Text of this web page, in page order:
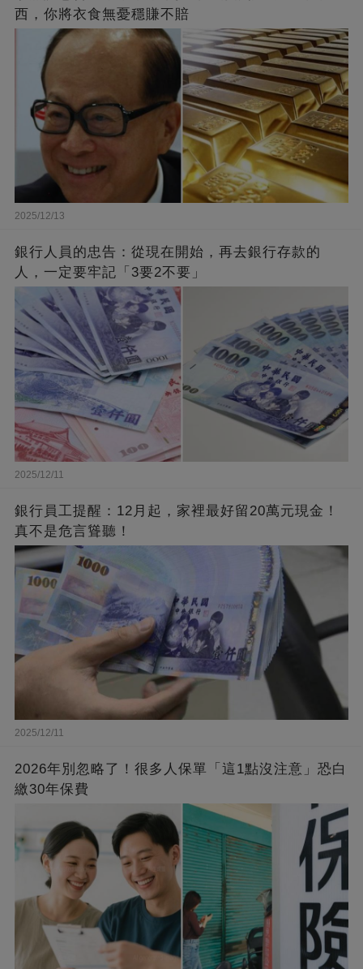
西，你將衣食無憂穩賺不賠
2025/12/13
銀行人員的忠告：從現在開始，再去銀行存款的
人，一定要牢記「3要2不要」
2025/12/11
銀行員工提醒：12月起，家裡最好留20萬元現金！
真不是危言聳聽！
2025/12/11
2026年別忽略了！很多人保單「這1點沒注意」恐白
繳30年保費